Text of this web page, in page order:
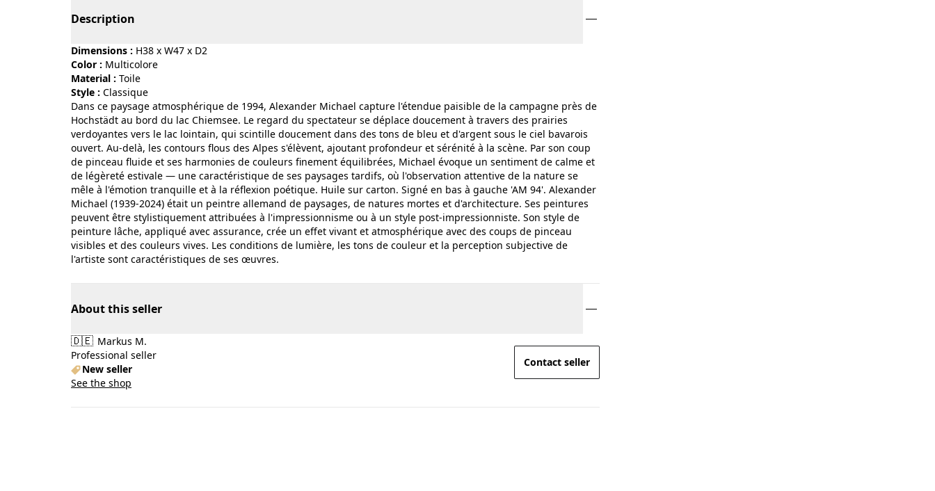
Description
Dimensions : H38 x W47 x D2
Color :
multicolore
Material :
toile
Style :
classique
Dans ce paysage atmosphérique de 1994, Alexander Michael capture l'étendue paisible de la campagne près de
Hochstädt au bord du lac Chiemsee. Le regard du spectateur se déplace doucement à travers des prairies
verdoyantes vers le lac lointain, qui scintille doucement dans des tons de bleu et d'argent sous le ciel bavarois
ouvert. Au-delà, les contours flous des Alpes s'élèvent, ajoutant profondeur et sérénité à la scène. Par son coup
de pinceau fluide et ses harmonies de couleurs finement équilibrées, Michael évoque un sentiment de calme et
de légèreté estivale — une caractéristique de ses paysages tardifs, où l'observation attentive de la nature se
mêle à l'émotion tranquille et à la réflexion poétique. Huile sur carton. Signé en bas à gauche 'AM 94'. Alexander
Michael (1939-2024) était un peintre allemand de paysages, de natures mortes et d'architecture. Ses peintures
peuvent être stylistiquement attribuées à l'impressionnisme ou à un style post-impressionniste. Son style de
peinture lâche, appliqué avec assurance, crée un effet vivant et atmosphérique avec des coups de pinceau
visibles et des couleurs vives. Les conditions de lumière, les tons de couleur et la perception subjective de
l'artiste sont caractéristiques de ses œuvres.
About this seller
🇩🇪 Markus M.
Professional seller
New seller
See the shop
Contact seller